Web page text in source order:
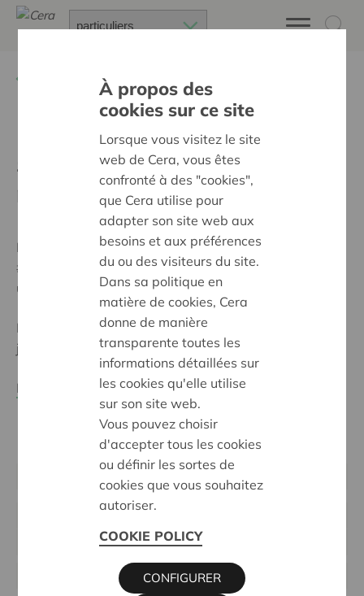
Concours
Prenez part au concours
#Ceraxmas2020 et soyez
récompensé
Partagez la photo de votre sapin de Noël avec les
#CeraXmas2020 et #ceragram pour tenter de gagner
un colis rempli de délices 'Bon et belge'.
Nous choisirons 10 lauréats parmi tous les envois
jusqu'au 20 décembre 2020.
Lisez le règlementdu concours
À propos des
cookies sur ce site
Lorsque vous visitez le site
web de Cera, vous êtes
confronté à des "cookies",
que Cera utilise pour
adapter son site web aux
besoins et aux préférences
du ou des visiteurs du site.
Dans sa politique en
matière de cookies, Cera
donne de manière
transparente toutes les
informations détaillées sur
les cookies qu'elle utilise
sur son site web.
Vous pouvez choisir
d'accepter tous les cookies
ou définir les sortes de
cookies que vous souhaitez
autoriser.
COOKIE POLICY
CONFIGURER